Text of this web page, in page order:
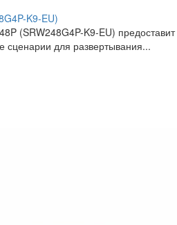
K9-EU)
(SRW248G4P-K9-EU) предоставит
сценарии для развертывания...